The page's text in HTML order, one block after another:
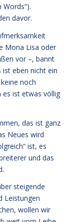
davor.
Mona Lisa oder
vor –, bannt
ist eben nicht ein
noch
es ist etwas völlig
das ist ganz
Neues wird
ist, es
und das
steigende
Leistungen
wollen wir